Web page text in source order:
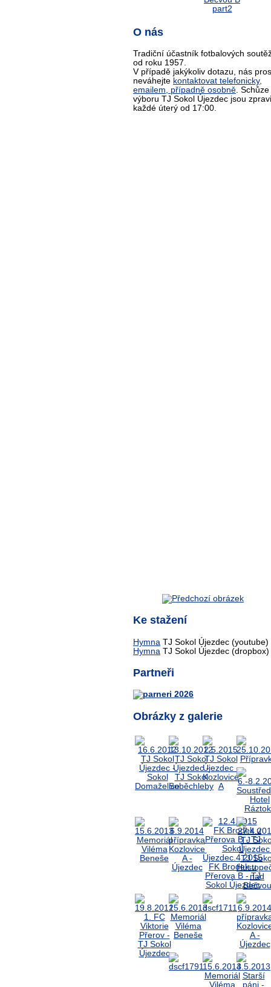
O nás
Tradiční účastník fotbalových
od roku 1957.
V případě jakýkoliv dotazu, nás
neváhejte kontaktovat telefonicky,
emailem, případně osobně. Schůze
výboru TJ Sokol Újezdec jsou
každé úterý od 17:00.
Ke stažení
Hymna TJ Sokol Újezdec (youtube)
Hymna TJ Sokol Újezdec (dropbox)
Partneři
Obrázky z galerie